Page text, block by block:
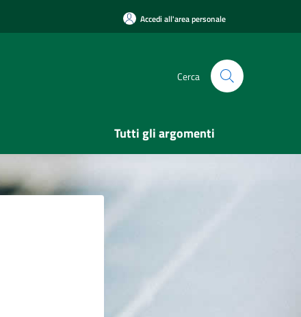
Accedi all'area personale
Cerca
Tutti gli argomenti